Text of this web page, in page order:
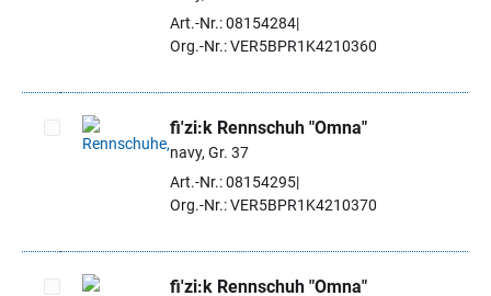
Artikel auswählenArt.-Nr.: 08154284
Org.-Nr.: VER5BPR1K4210360
Artikel auswählen
fi'zi:k Rennschuh "Omna"
navy, Gr. 37
Art.-Nr.: 08154295
Org.-Nr.: VER5BPR1K4210370
fi'zi:k Rennschuh "Omna"